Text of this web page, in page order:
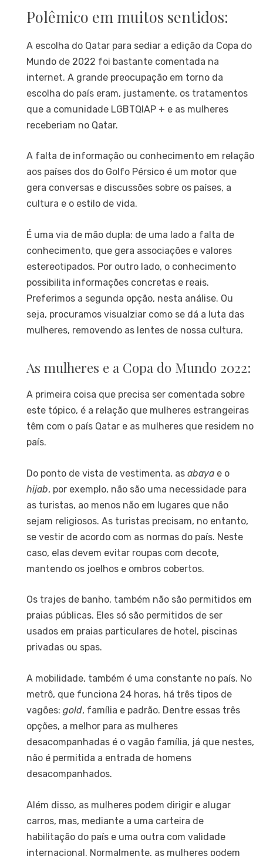
Polêmico em muitos sentidos:
A escolha do Qatar para sediar a edição da Copa do
Mundo de 2022 foi bastante comentada na
internet. A grande preocupação em torno da
escolha do país eram, justamente, os tratamentos
que a comunidade LGBTQIAP + e as mulheres
receberiam no Qatar.
A falta de informação ou conhecimento em relação
aos países dos do Golfo Pérsico é um motor que
gera conversas e discussões sobre os países, a
cultura e o estilo de vida.
É uma via de mão dupla: de uma lado a falta de
conhecimento, que gera associações e valores
estereotipados. Por outro lado, o conhecimento
possibilita informações concretas e reais.
Preferimos a segunda opção, nesta análise. Ou
seja, procuramos visualziar como se dá a luta das
mulheres, removendo as lentes de nossa cultura.
As mulheres e a Copa do Mundo 2022:
A primeira coisa que precisa ser comentada sobre
este tópico, é a relação que mulheres estrangeiras
têm com o país Qatar e as mulheres que residem no
país.
Do ponto de vista de vestimenta, as abaya e o
hijab, por exemplo, não são uma necessidade para
as turistas, ao menos não em lugares que não
sejam religiosos. As turistas precisam, no entanto,
se vestir de acordo com as normas do país. Neste
caso, elas devem evitar roupas com decote,
mantendo os joelhos e ombros cobertos.
Os trajes de banho, também não são permitidos em
praias públicas. Eles só são permitidos de ser
usados em praias particulares de hotel, piscinas
privadas ou spas.
A mobilidade, também é uma constante no país. No
metrô, que funciona 24 horas, há três tipos de
vagões: gold, família e padrão. Dentre essas três
opções, a melhor para as mulheres
desacompanhadas é o vagão família, já que nestes,
não é permitida a entrada de homens
desacompanhados.
Além disso, as mulheres podem dirigir e alugar
carros, mas, mediante a uma carteira de
habilitação do país e uma outra com validade
internacional. Normalmente, as mulheres podem